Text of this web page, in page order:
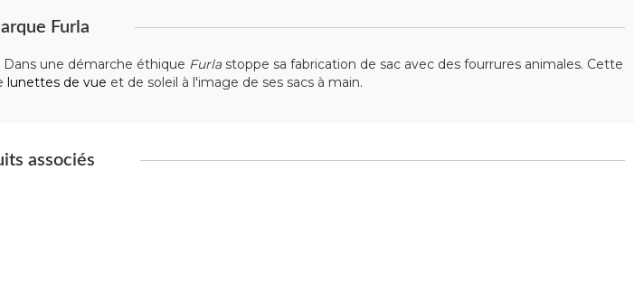
Furla
une démarche éthique Furlastoppe sa fabrication de sac avec des fourrures animales. Cette
lunettes de vue et de soleil à l'image de ses sacs à main.
associés